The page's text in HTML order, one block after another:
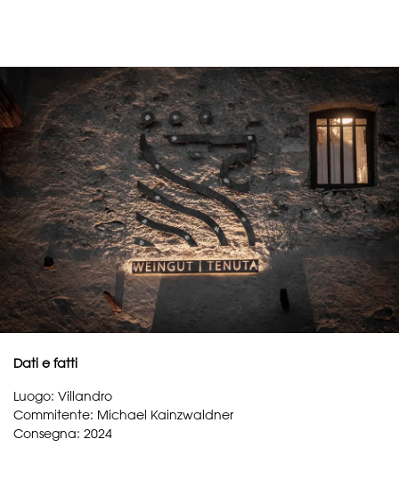
Dati e fatti
Luogo: Villandro
Commitente: Michael Kainzwaldner
Consegna: 2024